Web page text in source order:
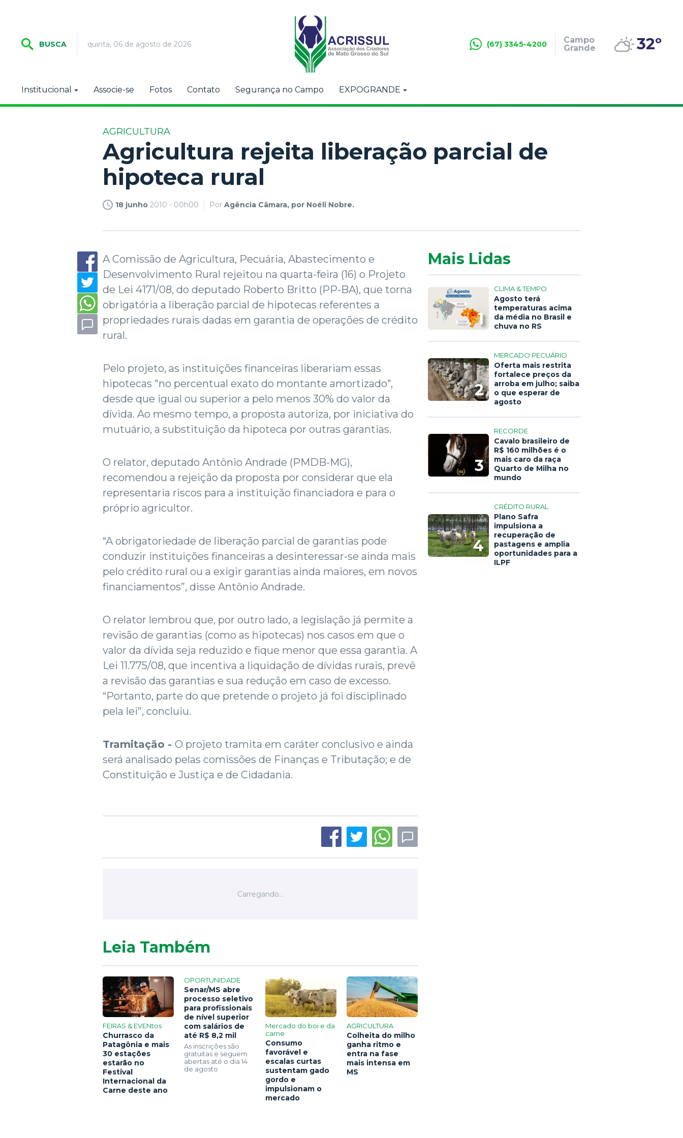
BUSCA quinta, 06 de agosto de 2026 (67) 3345-4200
Campo
Grande
32º
Institucional Associe-se Fotos Contato Segurança no Campo EXPOGRANDE
AGRICULTURA
Agricultura rejeita liberação parcial de
hipoteca rural
18 junho 2010 - 00h00 Por Agência Câmara, por Noéli Nobre.
A Comissão de Agricultura, Pecuária, Abastecimento e
Desenvolvimento Rural rejeitou na quarta-feira (16) o Projeto
de Lei 4171/08, do deputado Roberto Britto (PP-BA), que torna
obrigatória a liberação parcial de hipotecas referentes a
propriedades rurais dadas em garantia de operações de crédito
rural.
Pelo projeto, as instituições financeiras liberariam essas
hipotecas "no percentual exato do montante amortizado",
desde que igual ou superior a pelo menos 30% do valor da
dívida. Ao mesmo tempo, a proposta autoriza, por iniciativa do
mutuário, a substituição da hipoteca por outras garantias.
O relator, deputado Antônio Andrade (PMDB-MG),
recomendou a rejeição da proposta por considerar que ela
representaria riscos para a instituição financiadora e para o
próprio agricultor.
“A obrigatoriedade de liberação parcial de garantias pode
conduzir instituições financeiras a desinteressar-se ainda mais
pelo crédito rural ou a exigir garantias ainda maiores, em novos
financiamentos”, disse Antônio Andrade.
O relator lembrou que, por outro lado, a legislação já permite a
revisão de garantias (como as hipotecas) nos casos em que o
valor da dívida seja reduzido e fique menor que essa garantia. A
Lei 11.775/08, que incentiva a liquidação de dívidas rurais, prevê
a revisão das garantias e sua redução em caso de excesso.
“Portanto, parte do que pretende o projeto já foi disciplinado
pela lei”, concluiu.
Tramitação - O projeto tramita em caráter conclusivo e ainda
será analisado pelas comissões de Finanças e Tributação; e de
Constituição e Justiça e de Cidadania.
Mais Lidas
1
CLIMA & TEMPO
Agosto terá
temperaturas acima
da média no Brasil e
chuva no RS
2
MERCADO PECUÁRIO
Oferta mais restrita
fortalece preços da
arroba em julho; saiba
o que esperar de
agosto
3
RECORDE
Cavalo brasileiro de
R$ 160 milhões é o
mais caro da raça
Quarto de Milha no
mundo
4
CRÉDITO RURAL
Plano Safra
impulsiona a
recuperação de
pastagens e amplia
oportunidades para a
ILPF
Leia Também
FEIRAS & EVENtos
Churrasco da
Patagônia e mais
30 estações
estarão no
Festival
Internacional da
Carne deste ano
OPORTUNIDADE
Senar/MS abre
processo seletivo
para profissionais
de nível superior
com salários de
até R$ 8,2 mil
As inscrições são
gratuitas e seguem
abertas até o dia 14
de agosto
Mercado do boi e da
carne
Consumo
favorável e
escalas curtas
sustentam gado
gordo e
impulsionam o
mercado
AGRICULTURA
Colheita do milho
ganha ritmo e
entra na fase
mais intensa em
MS